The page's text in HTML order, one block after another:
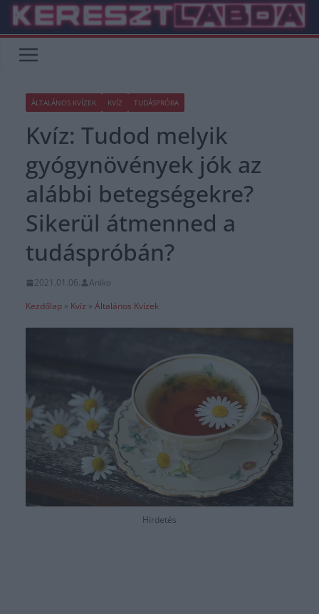
Skip
content
ÁLTALÁNOS KVÍZEK KVÍZ TUDÁSPRÓBA
Kvíz: Tudod melyik
gyógynövények jók az
alábbi betegségekre?
Sikerül átmenned a
tudáspróbán?
2021.01.06.
Aniko
Kezdőlap » Kvíz » Általános Kvízek
Hirdetés